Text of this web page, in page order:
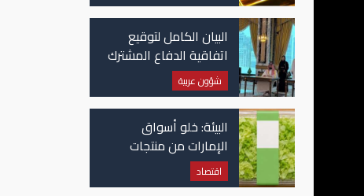
البيان الكامل لتوقيع
اتفاقية الدفاع المشترك
بين السعودية وتركيا
وباكستان
شؤون عربية
البيئة: خلو أسواق
الإمارات من منتجات
الخس المرتبطة بتفشي
داء السيكلوسبورا
اقتصاد